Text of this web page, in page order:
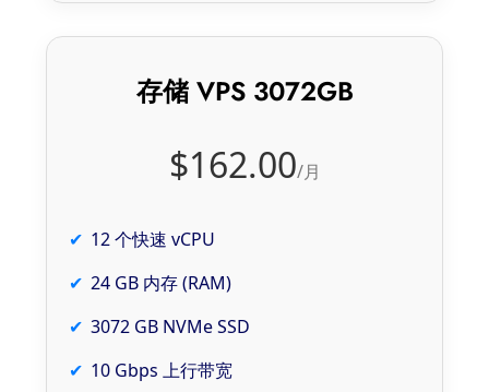
存储 VPS 3072GB
$162.00/月
12 个快速 vCPU
24 GB 内存 (RAM)
3072 GB NVMe SSD
10 Gbps 上行带宽